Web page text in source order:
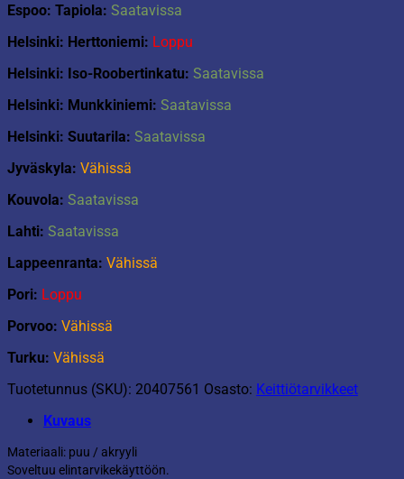
Espoo: Tapiola: Saatavissa
Helsinki: Herttoniemi: Loppu
Helsinki: Iso-Roobertinkatu: Saatavissa
Helsinki: Munkkiniemi: Saatavissa
Helsinki: Suutarila: Saatavissa
Jyväskyla: Vähissä
Kouvola: Saatavissa
Lahti: Saatavissa
Lappeenranta: Vähissä
Pori: Loppu
Porvoo: Vähissä
Turku: Vähissä
Tuotetunnus (SKU): 20407561 Osasto: Keittiötarvikkeet
Kuvaus
Materiaali: puu / akryyli
Soveltuu elintarvikekäyttöön.